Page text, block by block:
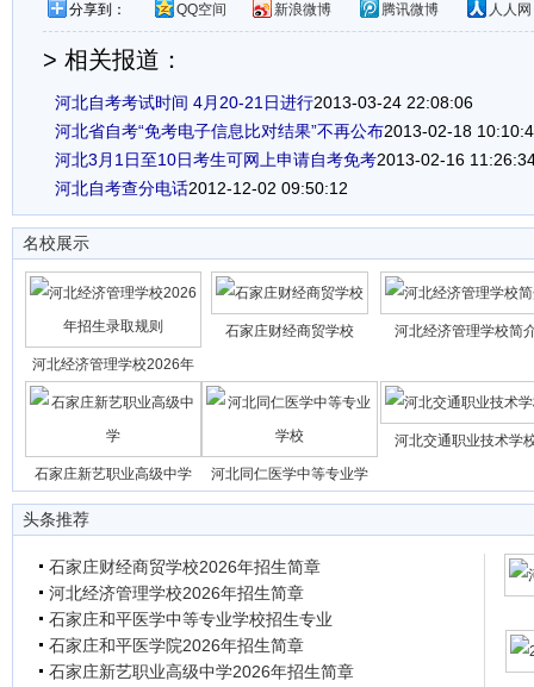
分享到： QQ空间 新浪微博 腾讯微博 人人网
> 相关报道：
河北自考考试时间 4月20-21日进行2013-03-24 22:08:06
河北省自考“免考电子信息比对结果”不再公布2013-02-18
河北3月1日至10日考生可网上申请自考免考2013-02-16
河北自考查分电话2012-12-02 09:50:12
名校展示
河北经济管理学校2026年
石家庄财经商贸学校 河北经济管理学校简
石家庄新艺职业高级中学 河北同仁医学中等专业学
河北交通职业技术学
头条推荐
石家庄财经商贸学校2026年招生简章
河北经济管理学校2026年招生简章
石家庄和平医学中等专业学校招生专业
石家庄和平医学院2026年招生简章
石家庄新艺职业高级中学2026年招生简章